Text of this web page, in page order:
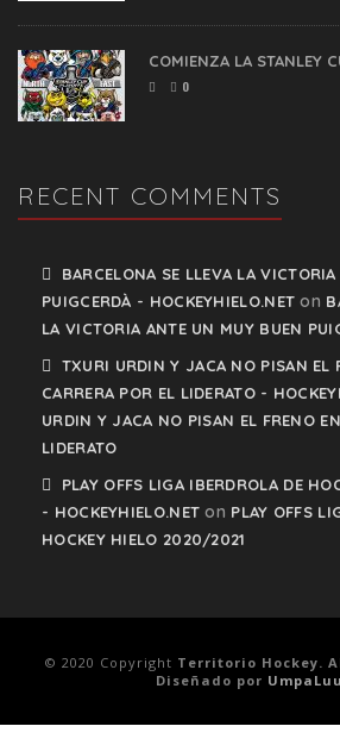
COMIENZA LA STANLEY
0
RECENT COMMENTS
BARCELONA SE LLEVA LA
PUIGCERDÀ - HOCKEYHIELO.NET on
LA VICTORIA ANTE UN MUY BUEN
TXURI URDIN Y JACA NO PISAN EL
CARRERA POR EL LIDERATO -
URDIN Y JACA NO PISAN EL FRENO
LIDERATO
PLAY OFFS LIGA IBERDROLA DE
- HOCKEYHIELO.NET on PLAY OFFS
HOCKEY HIELO 2020/2021
© 2020 Copyright Territorio Hockey.
Diseñado por